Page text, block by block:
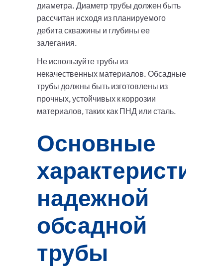
диаметра. Диаметр трубы должен быть
рассчитан исходя из планируемого
дебита скважины и глубины ее
залегания.
Не используйте трубы из
некачественных материалов. Обсадные
трубы должны быть изготовлены из
прочных, устойчивых к коррозии
материалов, таких как ПНД или сталь.
Основные
характеристики
надежной
обсадной
трубы